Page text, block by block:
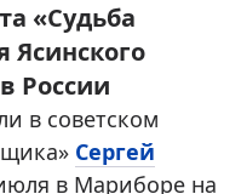
«Судьба
Ясинского
России
в советском
Сергей
в Мариборе на